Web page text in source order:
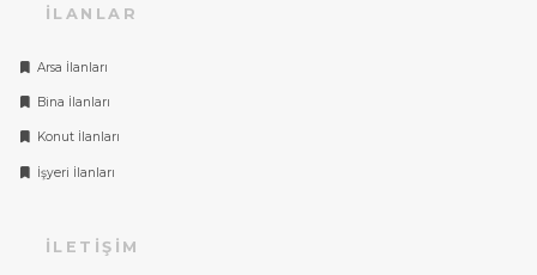
İLANLAR
Arsa İlanları
Bina İlanları
Konut İlanları
İşyeri İlanları
İLETIŞIM